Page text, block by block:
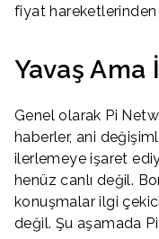
fiyat
Yavaş
Genel olarak Pi
haberler, ani
ilerlemeye işaret
henüz canlı değil.
konuşmalar ilgi
değil. Şu aşamada